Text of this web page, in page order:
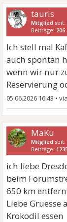
tauris
Mitglied seit:
Beiträge: 206
Ich stell mal
auch spontan
wenn wir nur
Reservierung
05.06.2026 16:43 •
MaKu
Mitglied seit:
Beiträge:
ich liebe
beim
650 km
Liebe Gruesse
Krokodil essen